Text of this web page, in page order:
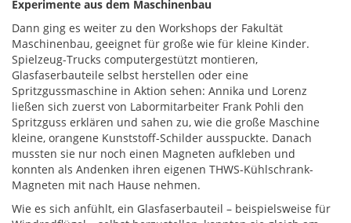
Experimente aus dem Maschinenbau
Dann ging es weiter zu den Workshops der Fakultät
Maschinenbau, geeignet für große wie für kleine Kinder.
Spielzeug-Trucks computergestützt montieren,
Glasfaserbauteile selbst herstellen oder eine
Spritzgussmaschine in Aktion sehen: Annika und Lorenz
ließen sich zuerst von Labormitarbeiter Frank Pohli den
Spritzguss erklären und sahen zu, wie die große Maschine
kleine, orangene Kunststoff-Schilder ausspuckte. Danach
mussten sie nur noch einen Magneten aufkleben und
konnten als Andenken ihren eigenen THWS-Kühlschrank-
Magneten mit nach Hause nehmen.
Wie es sich anfühlt, ein Glasfaserbauteil – beispielsweise für